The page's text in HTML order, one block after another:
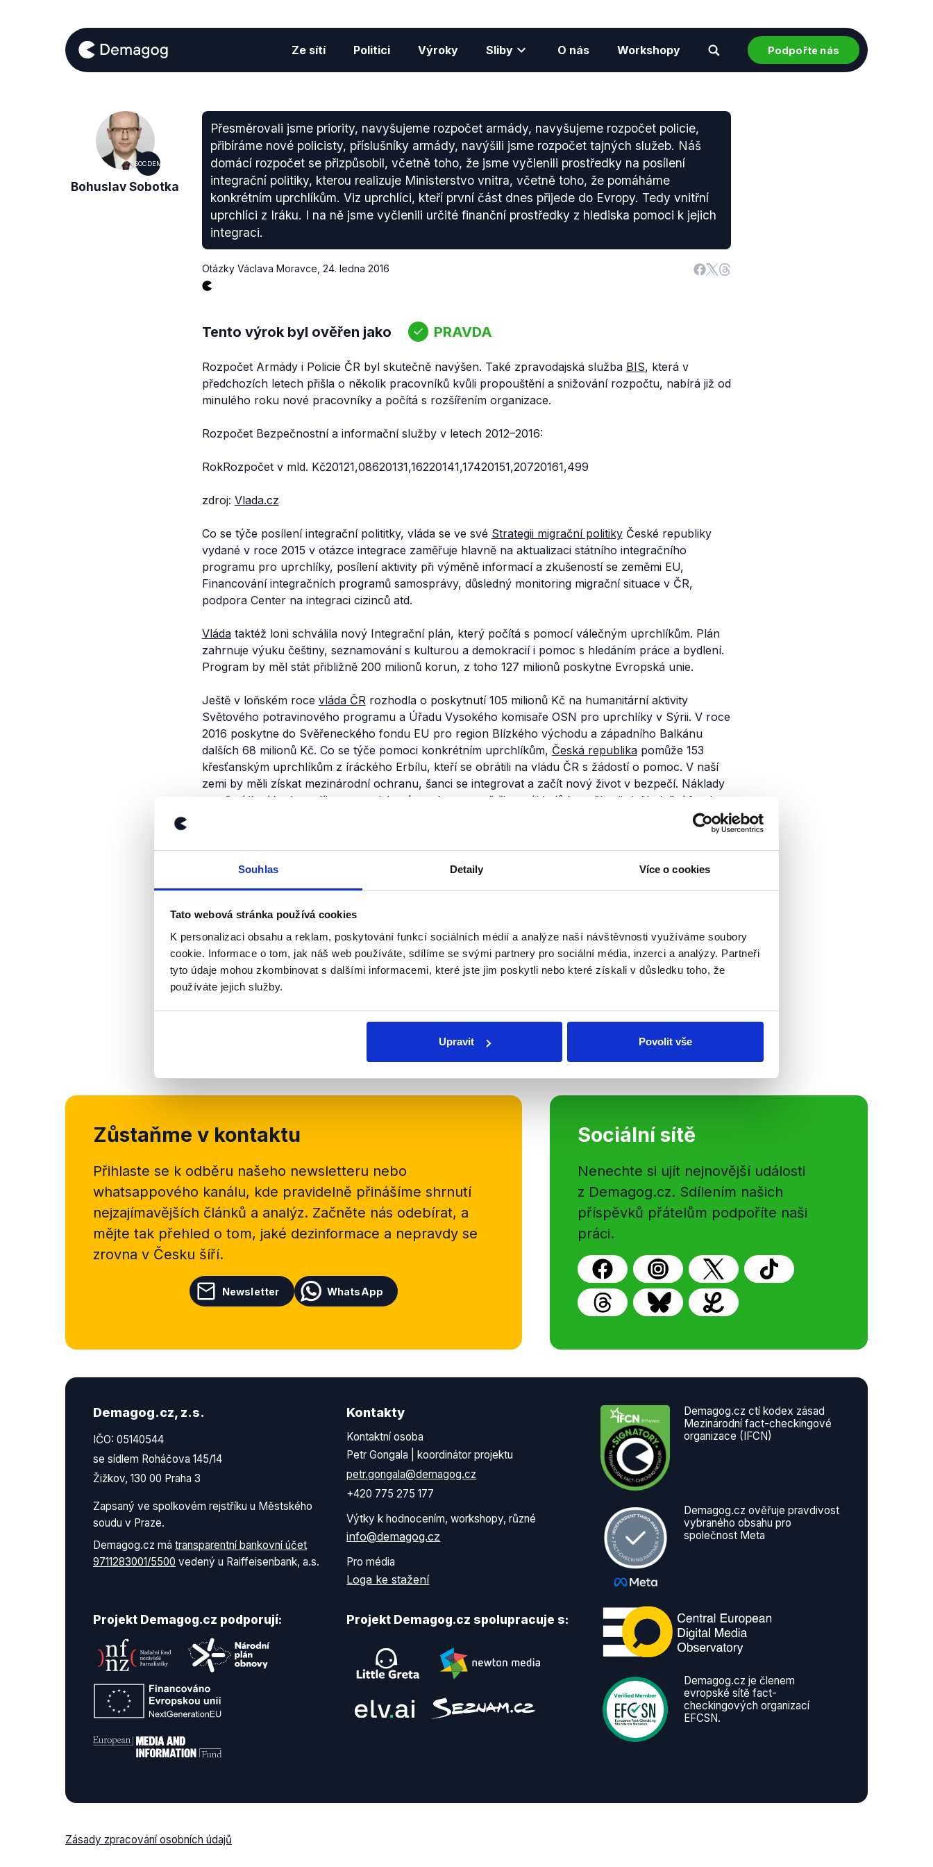
Souhlas Detaily Více o cookies
Tato webová stránka používá cookies
K personalizaci obsahu a reklam, poskytování funkcí sociálních médií a analýze naší návštěvnosti využíváme soubory
cookie. Informace o tom, jak náš web používáte, sdílíme se svými partnery pro sociální média, inzerci a analýzy. Partneři
tyto údaje mohou zkombinovat s dalšími informacemi, které jste jim poskytli nebo které získali v důsledku toho, že
používáte jejich služby.
Upravit Povolit vše
Ze sítí Politici Výroky Sliby O nás Workshopy Podpořte nás
SOCDEM
Bohuslav Sobotka
Přesměrovali jsme priority, navyšujeme rozpočet armády, navyšujeme rozpočet policie,
přibíráme nové policisty, příslušníky armády, navýšili jsme rozpočet tajných služeb. Náš
domácí rozpočet se přizpůsobil, včetně toho, že jsme vyčlenili prostředky na posílení
integrační politiky, kterou realizuje Ministerstvo vnitra, včetně toho, že pomáháme
konkrétním uprchlíkům. Viz uprchlíci, kteří první část dnes přijede do Evropy. Tedy vnitřní
uprchlíci z Iráku. I na ně jsme vyčlenili určité finanční prostředky z hlediska pomoci k jejich
integraci.
Otázky Václava Moravce 24. ledna 2016
Tento výrok byl ověřen jako PRAVDA
Rozpočet Armády i Policie ČR byl skutečně navýšen. Také zpravodajská služba BIS, která v
předchozích letech přišla o několik pracovníků kvůli propouštění a snižování rozpočtu, nabírá již od
minulého roku nové pracovníky a počítá s rozšířením organizace.
Rozpočet Bezpečnostní a informační služby v letech 2012–2016:
RokRozpočet v mld. Kč20121,08620131,16220141,17420151,20720161,499
zdroj: Vlada.cz
Co se týče posílení integrační polititky, vláda se ve své Strategii migrační politikyČeské republiky
vydané v roce 2015 v otázce integrace zaměřuje hlavně na aktualizaci státního integračního
programu pro uprchlíky, posílení aktivity při výměně informací a zkušeností se zeměmi EU,
Financování integračních programů samosprávy, důsledný monitoring migrační situace v ČR,
podpora Center na integraci cizinců atd.
Vládataktéž loni schválila nový Integrační plán, který počítá s pomocí válečným uprchlíkům. Plán
zahrnuje výuku češtiny, seznamování s kulturou a demokracií i pomoc s hledáním práce a bydlení.
Program by měl stát přibližně 200 milionů korun, z toho 127 milionů poskytne Evropská unie.
Ještě v loňském roce vláda ČRrozhodla o poskytnutí 105 milionů Kč na humanitární aktivity
Světového potravinového programu a Úřadu Vysokého komisaře OSN pro uprchlíky v Sýrii. V roce
2016 poskytne do Svěřeneckého fondu EU pro region Blízkého východu a západního Balkánu
dalších 68 milionů Kč. Co se týče pomoci konkrétním uprchlíkům, Česká republikapomůže 153
křesťanským uprchlíkům z íráckého Erbílu, kteří se obrátili na vládu ČR s žádostí o pomoc. V naší
zemi by měli získat mezinárodní ochranu, šanci se integrovat a začít nový život v bezpečí. Náklady
na přesídlení budou sdíleny s neziskovým sektorem, většinu nákladů by měl zajistit Nadační fond
, který se v této věci na vládu obrátil. V případě, že fond nebude schopen plnit své
milionu korun, o které má být navýšen rozpočet vnitra.
Výrok jsme zmínili
24. ledna 2016
Předseda vlády se v Otázkách Václava Moravce
probrali z různých pozic. Premiér hájil...
Číst dál
Zůstaňme v kontaktu
Přihlaste se k odběru našeho newsletteru nebo
whatsappového kanálu, kde pravidelně přinášíme shrnutí
nejzajímavějších článků a analýz. Začněte nás odebírat, a
mějte tak přehled o tom, jaké dezinformace a nepravdy se
zrovna v Česku šíří.
Newsletter WhatsApp
Sociální sítě
Nenechte si ujít nejnovější události
z Demagog.cz. Sdílením našich
příspěvků přátelům podpoříte naši
práci.
Demagog.cz, z.s.
IČO: 05140544
se sídlem Roháčova 145/14
Žižkov, 130 00 Praha 3
Zapsaný ve spolkovém rejstříku u Městského
soudu v Praze.
Demagog.cz má transparentní bankovní účet
9711283001/5500 vedený u Raiffeisenbank, a.s.
Kontakty
Kontaktní osoba
Petr Gongala | koordinátor projektu
petr.gongala@demagog.cz
+420 775 275 177
Výtky k hodnocením, workshopy, různé
info@demagog.cz
Pro média
Loga ke stažení
Projekt Demagog.cz podporují: Projekt Demagog.cz spolupracuje s:
Demagog.cz ctí kodex zásad
Mezinárodní fact-checkingové
organizace (IFCN)
Demagog.cz ověřuje pravdivost
vybraného obsahu pro
společnost Meta
Demagog.cz je členem
evropské sítě fact-
checkingových organizací
EFCSN.
Zásady zpracování osobních údajů